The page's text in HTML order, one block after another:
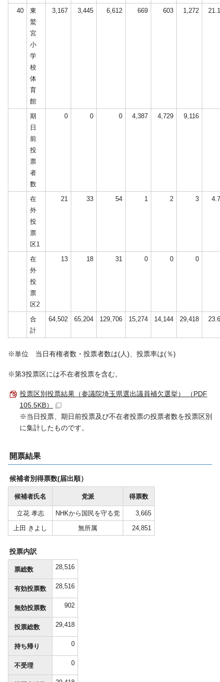
40
東
鷲
宮
小
学
校
体
育
館
3,167 3,445 6,612 669 603 1,272
期
日
前
投
票
者
数
0 0 0 4,387 4,729 9,116
在
外
投
票
区1
21 33 54 1 2 3
在
外
投
票
区2
13 18 31 0 0 0
合
計
64,502 65,204 129,706 15,274 14,144 29,418
※単位 当日有権者数・投票者数は(人)、投票率は(％)
※第3投票区には不在者投票を含む。
投票区別投票結果（参議院埼玉県選出議員補欠選挙） （PDF
105.5KB）
※当日投票、期日前投票及び不在者投票の投票者数を投票区別
に集計したものです。
開票結果
候補者別得票数(届出順）
候補者氏名 党派 得票数
立花 孝志 NHKから国民を守る党
3,665
上田 きよし
無所属 24,851
投票内訳
票総数 28,516
有効投票数 28,516
無効投票数 902
投票総数 29,418
持ち帰り 0
不受理 0